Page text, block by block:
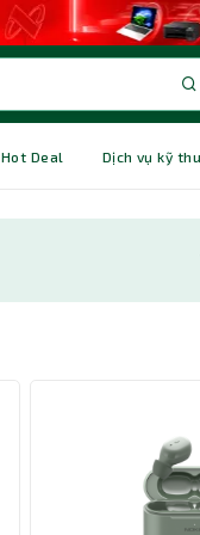
Hot Deal Dịch vụ kỹ